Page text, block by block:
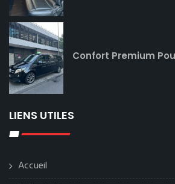
Confort Premium
LIENS UTILES
Accueil